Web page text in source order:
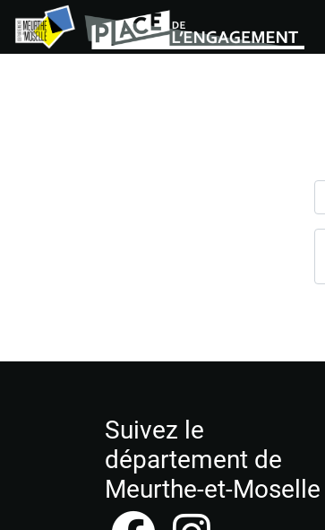
Suivez le
département de
Meurthe-et-Moselle
Panneau de gestion des cookies